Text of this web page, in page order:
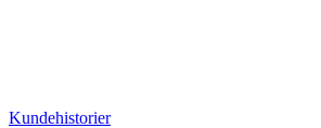
Kundehistorier